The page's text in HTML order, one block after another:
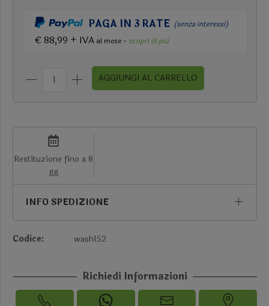
PAGA IN 3 RATE (senza interessi)
€ 88,99 + IVA al mese - scopri di più
AGGIUNGI AL CARRELLO
Restituzione fino a 8
gg
INFO SPEDIZIONE
Codice: wash152
Richiedi Informazioni